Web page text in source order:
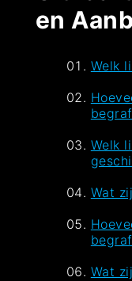
en
Welk
Welk
Wat
Wat